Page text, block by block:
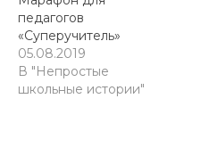
педагогов
«Суперучитель»
05.08.2019
В "Непростые
школьные истории"